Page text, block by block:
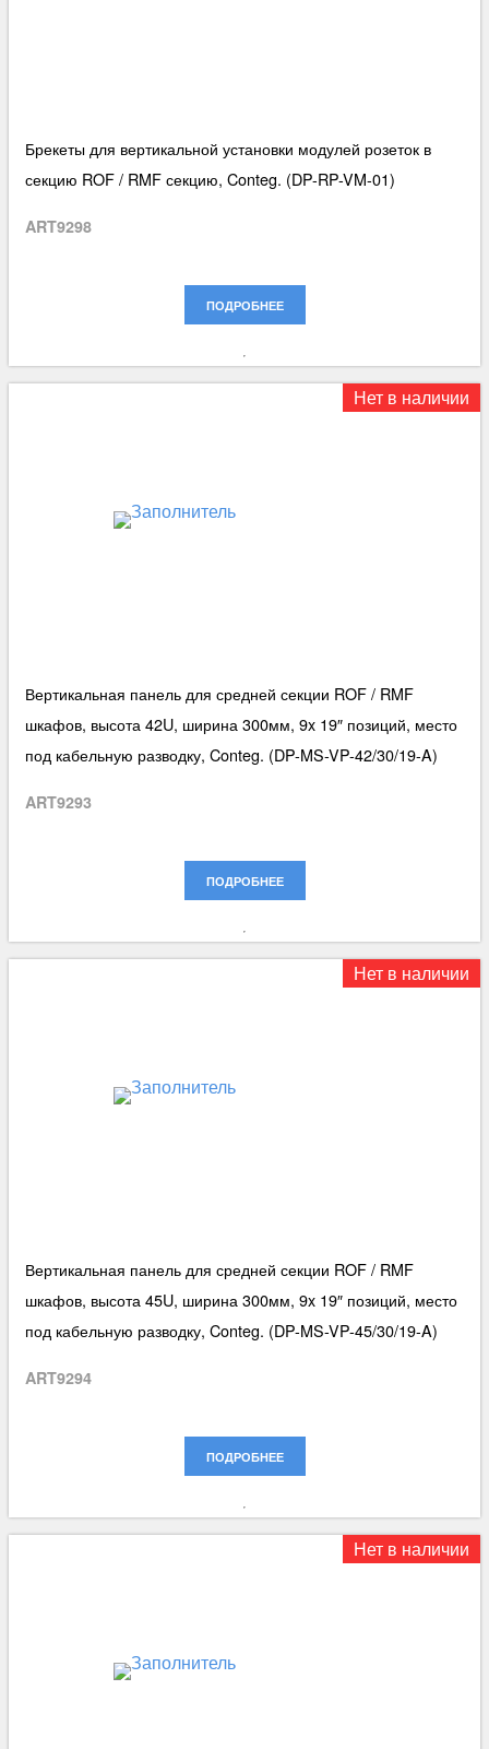
Брекеты для вертикальной установки модулей розеток в
секцию ROF / RMF секцию, Conteg. (DP-RP-VM-01)
ART9298
ПОДРОБНЕЕ
Нет в наличии
Вертикальная панель для средней секции ROF / RMF
шкафов, высота 42U, ширина 300мм, 9x 19″ позиций, место
под кабельную разводку, Conteg. (DP-MS-VP-42/30/19-A)
ART9293
ПОДРОБНЕЕ
Нет в наличии
Вертикальная панель для средней секции ROF / RMF
шкафов, высота 45U, ширина 300мм, 9x 19″ позиций, место
под кабельную разводку, Conteg. (DP-MS-VP-45/30/19-A)
ART9294
ПОДРОБНЕЕ
Нет в наличии